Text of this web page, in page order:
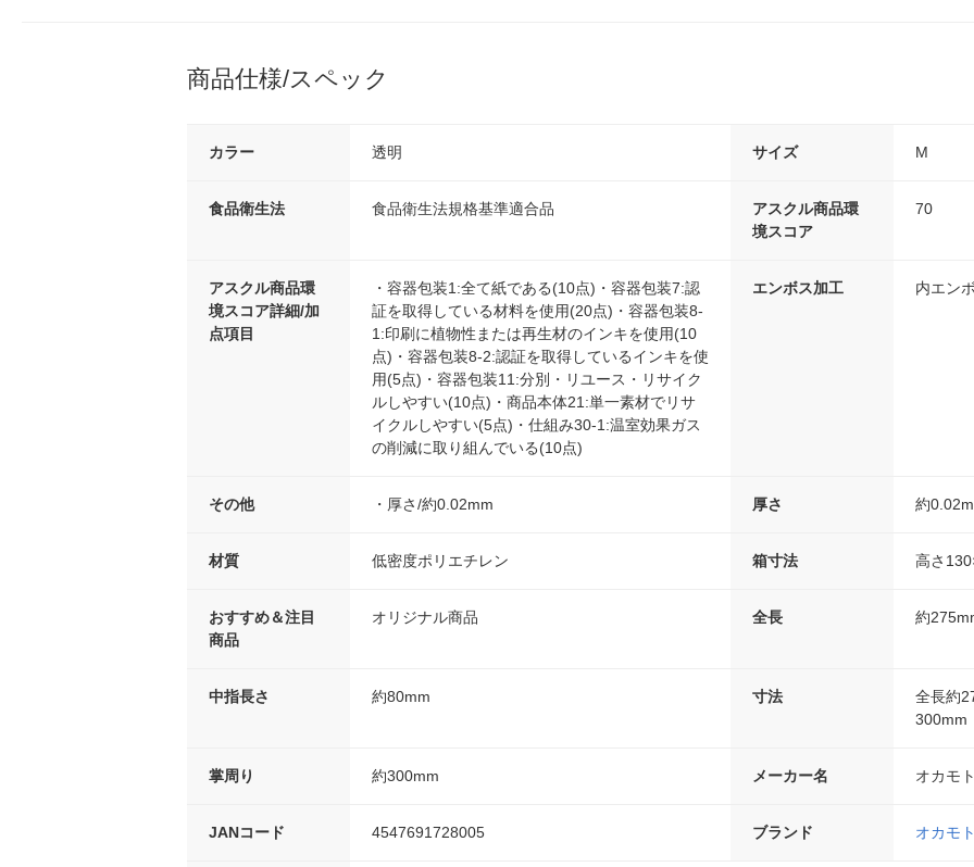
商品仕様/スペック
カラー 透明 サイズ M
食品衛生法 食品衛生法規格基準適合品
アスクル商品環
境スコア
70
アスクル商品環
境スコア詳細/加
点項目
・容器包装1:全て紙である(10点)・容器包装7:認
証を取得している材料を使用(20点)・容器包装8-
1:印刷に植物性または再生材のインキを使用(10
点)・容器包装8-2:認証を取得しているインキを使
用(5点)・容器包装11:分別・リユース・リサイク
ルしやすい(10点)・商品本体21:単一素材でリサ
イクルしやすい(5点)・仕組み30-1:温室効果ガス
の削減に取り組んでいる(10点)
エンボス加工 内エン
その他 ・厚さ/約0.02mm 厚さ 約
材質 低密度ポリエチレン 箱寸法 高さ
おすすめ＆注目
商品
オリジナル商品 全長 約
中指長さ 約80mm 寸法
全長約
300mm
掌周り 約300mm メーカー名 オカモト
JANコード 4547691728005 ブランド オカモト